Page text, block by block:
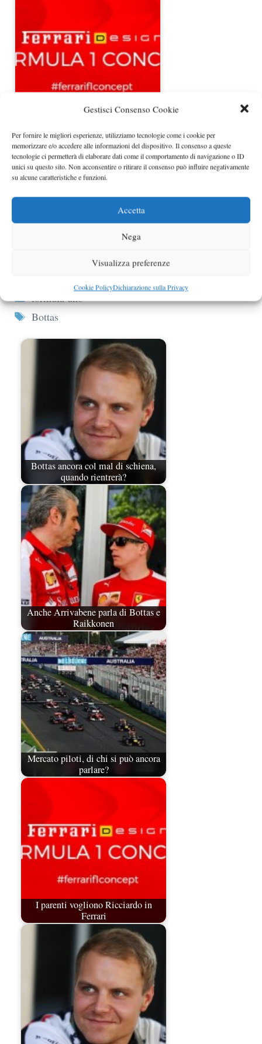
Gestisci Consenso Cookie
Per fornire le migliori esperienze, utilizziamo tecnologie come i cookie per
memorizzare e/o accedere alle informazioni del dispositivo. Il consenso a queste
tecnologie ci permetterà di elaborare dati come il comportamento di navigazione o ID
unici su questo sito. Non acconsentire o ritirare il consenso può influire negativamente
su alcune caratteristiche e funzioni.
Accetta
Nega
Visualizza preferenze
Cookie PolicyDichiarazione sulla Privacy
I parenti vogliono Ricciardo in
Alla Ferrari arriva Bottas al posto di
Raikkonen
formula uno
Tag
Bottas
Bottas ancora col mal di schiena,
quando rientrerà?
Anche Arrivabene parla di Bottas e
Raikkonen
Mercato piloti, di chi si può ancora
parlare?
I parenti vogliono Ricciardo in
Ferrari